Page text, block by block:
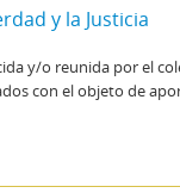
y la Justicia
y/o reunida por el
con el objeto de